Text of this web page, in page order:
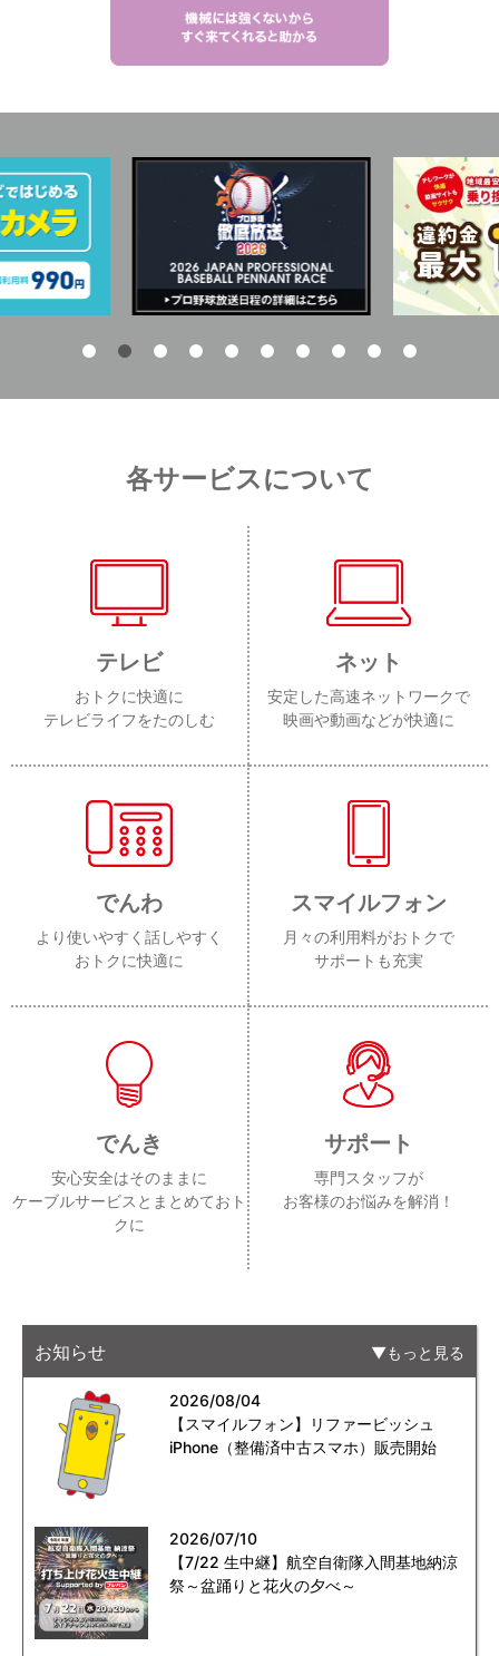
各サービスについて
テレビ
おトクに快適に
テレビライフをたのしむ
ネット
安定した高速ネットワークで
映画や動画などが快適に
でんわ
より使いやすく話しやすく
おトクに快適に
スマイルフォン
月々の利用料がおトクで
サポートも充実
でんき
安心安全はそのままに
ケーブルサービスとまとめておト
クに
サポート
専門スタッフが
お客様のお悩みを解消！
お知らせ もっと見る
2026/08/04
【スマイルフォン】リファービッシュ
iPhone（整備済中古スマホ）販売開始
2026/07/10
【7/22 生中継】航空自衛隊入間基地納涼
祭～盆踊りと花火の夕べ～